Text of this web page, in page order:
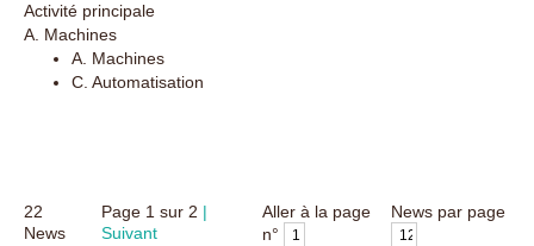
Activité principale
A. Machines
A. Machines
C. Automatisation
22
News
Page 1 sur2
Suivant
Aller à la page
n°
News par page